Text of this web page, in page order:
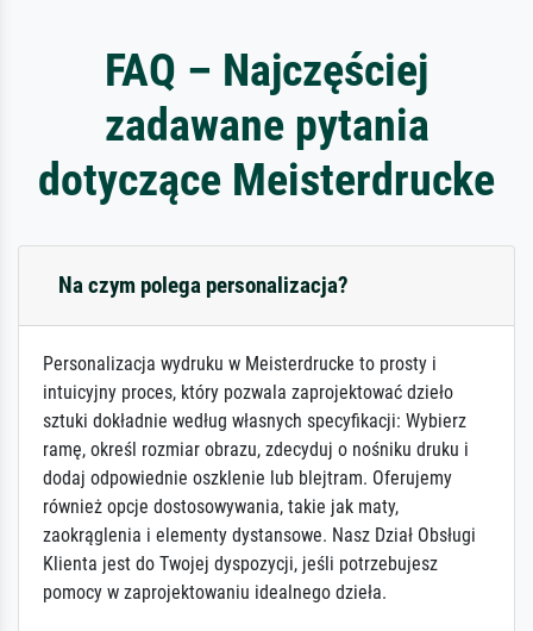
FAQ – Najczęściej
zadawane pytania
dotyczące Meisterdrucke
Na czym polega personalizacja?
Personalizacja wydruku w Meisterdrucke to prosty i
intuicyjny proces, który pozwala zaprojektować dzieło
sztuki dokładnie według własnych specyfikacji: Wybierz
ramę, określ rozmiar obrazu, zdecyduj o nośniku druku i
dodaj odpowiednie oszklenie lub blejtram. Oferujemy
również opcje dostosowywania, takie jak maty,
zaokrąglenia i elementy dystansowe. Nasz Dział Obsługi
Klienta jest do Twojej dyspozycji, jeśli potrzebujesz
pomocy w zaprojektowaniu idealnego dzieła.